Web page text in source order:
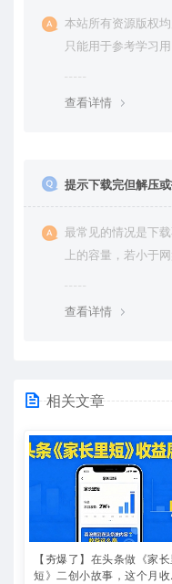
本站所有资源版权
只能用于参考学习
查看详情
提示下载完但解压
最常见的情况是下
上的容量，若小于
查看详情
相关文章
【夯爆了】在头条做《家长
短》二创小故事，这个月收